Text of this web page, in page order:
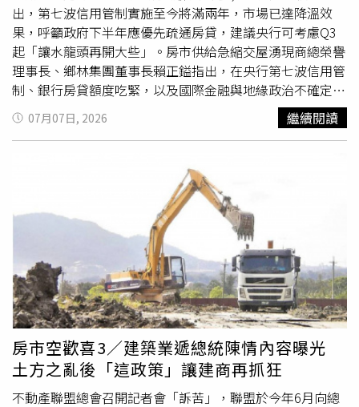
進，轉向重視區位、產品與價格。當投機需求降溫後，房市
更能回歸首購、自住與實際供需，長期發展也會更加健康。
Q4：2025年至2026年交屋潮，對房市有什麼支撐？大量預
售案陸續完工交屋，將帶動房貸撥款、裝修、家具家電與入
住需求，也有助延續房市相關產業動能。交屋潮顯示過去累
積的購屋需求正在逐步實現，對市場資金仍具有支撐效果。
Q5：目前市場對首購族有哪些有利條件？市場回歸理性
後，首購族擁有更多看屋、比價與議價時間，不必像過去一
樣急著追價。只要收入穩定、信用條件良好，仍有機會取得
房貸，並在市場盤整期間挑選更符合需求的產品。Q6：房
市降溫，對長期置產族反而是機會嗎？對重視長期持有的人
而言，市場降溫有助降低追高風險，也能更從容評估區域發
展與產品條件。具備產業聚落、交通建設、人口移入及成熟
生活機能的區域，仍有機會展現較強的保值與成長潛力。
Q7：現在房市還有哪些區域值得關注？市場已從全面普漲
轉向「選區不選市」。具備AI科技產業、重大交通建設、就
業機會、人口紅利及完整生活機能的區域，通常擁有較穩定
的自住需求，也更有機會在市場盤整中率先回穩。Q8：整
體來看，房市目前最正向的訊號是什麼？最正向的訊號，是
房市資金沒有全面撤離，首購、自住、換屋及交屋需求仍持
續支撐市場。隨著短期炒作降溫，市場正從過熱走向健康，
劃完整開發後，屆時不僅會帶動周邊區域的巷弄翻新，更將
形成南港具規模與品牌識別度的住宅街廓，為東區門戶寫下
新住宅篇章。而即將登場的「豐琙」，以景觀首排住宅之
姿，鎖定科技、金融新貴與在地換屋族 群，預料將為南港純
住新區點燃房市新熱點。
年收入外，更應提前試算物件總價是否踩到青安3.0規定的
區域上限天花板，並因應目前的限貸氛圍多預留本金，以防
因鑑價落差導致貸款成數不足。青安3.0設總價門檻 專家喊
「首購族免驚」：2縣市符合比例高青安3.0新制「離婚就追
回200萬」？ 網傻眼：不合也得死撐青安3.0更划算！ 千萬
房貸「6年省逾30萬」 舊戶免重辦也適用
出，第七波信用管制實施至今將滿兩年，市場已達降溫效
果，呼籲政府下半年應優先疏通房貸，建議央行可考慮Q3
起「讓水龍頭再開大些」。房市供給急縮交屋湧現商總榮譽
理事長、鄉林集團董事長賴正鎰指出，在央行第七波信用管
制、銀行房貸額度吃緊，以及國際金融與地緣政治不確定性
升高的多重壓力下，建商已普遍放慢推案節奏。另一方面，
2021至2023年間的預售推案目前陸續完工，市場正式進入
交屋與核貸的壓力測試期。2026年下半年台灣房市將出現
少見的「供給急縮、交屋湧現」雙重現象，整體市況由過去
的快速擴張，轉入「去化優先、資金為王、個案表現」階
段，預估六都全年推案約6萬戶、總銷規模1.5兆元，呈現
「量縮、價穩」格局。北市、台中修正最劇烈根據統計，今
年上半年的「建照推案量」與「土地交易量」皆呈現萎縮。
依據各建築開發公會會員申報開工及市調資料，2026年H1
六都總推案戶數僅約2.89萬戶、總銷8,354億元。觀察六都
推案表現，台北市衰退幅度最大，上半年僅推出1,574戶，
較去年同期減少55.7%，總銷金額直接腰斬；台中市同樣出
現明顯修正，推案戶數由去年同期13,853戶降至6,746戶、
年減39.4%，這兩區成為六都中量縮最明顯的區域。反觀台
南與高雄，受科技產業投資、園區就業與人口移入支撐，推
案與總銷跌幅相對溫和。這顯示市況已從過去的齊漲齊跌，
07月07日, 2026 繼續閱讀
房市空歡喜3／建築業遞總統陳情內容曝光
土方之亂後「這政策」讓建商再抓狂
不動產聯盟總會召開記者會「訴苦」，聯盟於今年6月向總